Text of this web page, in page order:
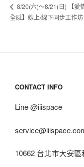
8/20(六)～8/21(日) 【愛
全感】線上/線下同步工作坊
CONTACT INFO
Line @iiispace
10662 台北市大安